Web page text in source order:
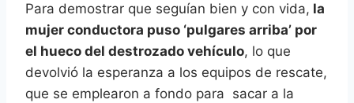
Para demostrar que seguían bien y con vida, la
mujer conductora puso ‘pulgares arriba’ por
el hueco del destrozado vehículo, lo que
devolvió la esperanza a los equipos de rescate,
que se emplearon a fondo para sacar a la